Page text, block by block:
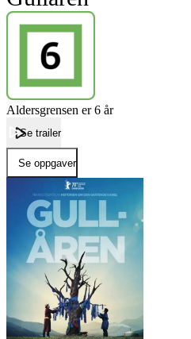
Aldersgrensen er 6 år
Se trailer
Se oppgaver
ForsideGullåren
Gullåren
Film
Forfatter:
Leverandør:
Norgesfilm AS
Lisens: